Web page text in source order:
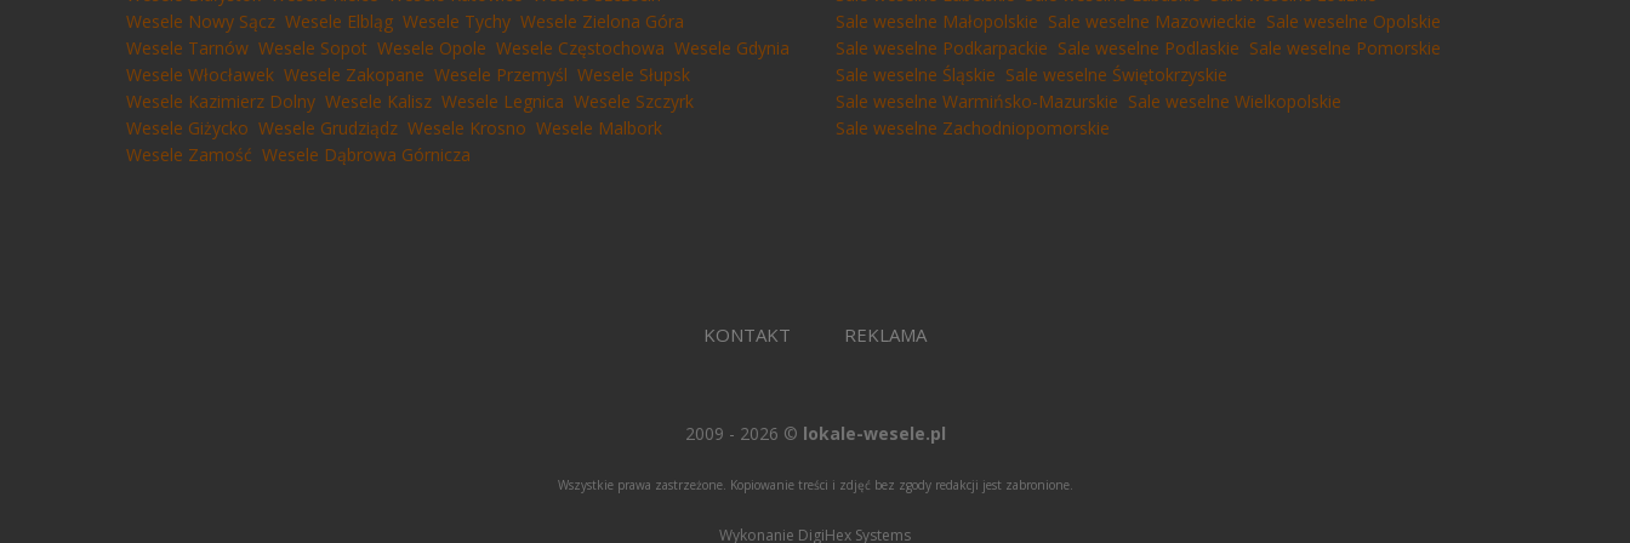
Wesele Nowy Sącz Wesele Elbląg Wesele Tychy Wesele Zielona Góra
Wesele Tarnów Wesele Sopot Wesele Opole Wesele Częstochowa Wesele Gdynia
Wesele Włocławek Wesele Zakopane Wesele Przemyśl Wesele Słupsk
Wesele Kazimierz Dolny Wesele Kalisz Wesele Legnica Wesele Szczyrk
Wesele Giżycko Wesele Grudziądz Wesele Krosno Wesele Malbork
Wesele Zamość Wesele Dąbrowa Górnicza
Sale weselne Małopolskie Sale weselne Mazowieckie Sale weselne Opolskie
Sale weselne Podkarpackie Sale weselne Podlaskie Sale weselne Pomorskie
Sale weselne Śląskie Sale weselne Świętokrzyskie
Sale weselne Warmińsko-Mazurskie Sale weselne Wielkopolskie
Sale weselne Zachodniopomorskie
KONTAKT REKLAMA
2009 - 2026 © lokale-wesele.pl
Wszystkie prawa zastrzeżone. Kopiowanie treści i zdjęć bez zgody redakcji jest zabronione.
Wykonanie DigiHex Systems